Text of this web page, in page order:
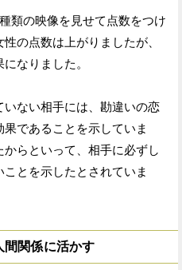
類の映像を見せて点数をつけ
の点数は上がりましたが、
なりました。
ない相手には、勘違いの恋
であることを示していま
らといって、相手に必ずし
とを示したとされていま
間関係に活かす